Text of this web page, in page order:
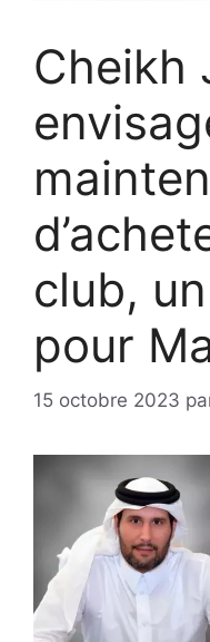
Cheikh
club,
pour
15 octobre 2023